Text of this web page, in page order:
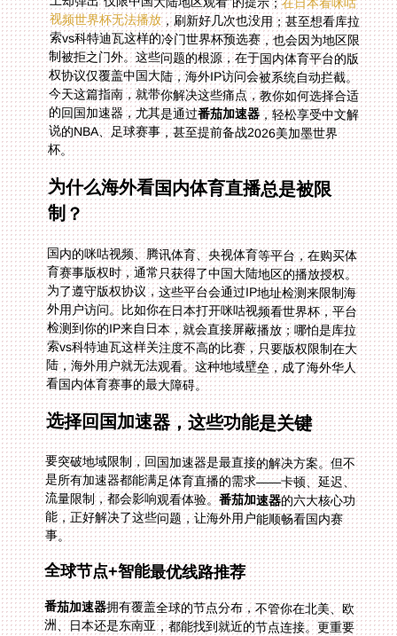
视频世界杯无法播放，刷新好几次也没用；甚至想看库拉
索vs科特迪瓦这样的冷门世界杯预选赛，也会因为地区限
制被拒之门外。这些问题的根源，在于国内体育平台的版
权协议仅覆盖中国大陆，海外IP访问会被系统自动拦截。
今天这篇指南，就带你解决这些痛点，教你如何选择合适
的回国加速器，尤其是通过番茄加速器，轻松享受中文解
说的NBA、足球赛事，甚至提前备战2026美加墨世界
杯。
为什么海外看国内体育直播总是被限
制？
国内的咪咕视频、腾讯体育、央视体育等平台，在购买体
育赛事版权时，通常只获得了中国大陆地区的播放授权。
为了遵守版权协议，这些平台会通过IP地址检测来限制海
外用户访问。比如你在日本打开咪咕视频看世界杯，平台
检测到你的IP来自日本，就会直接屏蔽播放；哪怕是库拉
索vs科特迪瓦这样关注度不高的比赛，只要版权限制在大
陆，海外用户就无法观看。这种地域壁垒，成了海外华人
看国内体育赛事的最大障碍。
选择回国加速器，这些功能是关键
要突破地域限制，回国加速器是最直接的解决方案。但不
是所有加速器都能满足体育直播的需求——卡顿、延迟、
流量限制，都会影响观看体验。番茄加速器的六大核心功
能，正好解决了这些问题，让海外用户能顺畅看国内赛
事。
全球节点+智能最优线路推荐
番茄加速器拥有覆盖全球的节点分布，不管你在北美、欧
洲、日本还是东南亚，都能找到就近的节点连接。更重要
的是，它能智能推荐最优线路，自动避开拥堵节点，确保
连接稳定。比如在日本看咪咕视频世界杯无法播放时，打